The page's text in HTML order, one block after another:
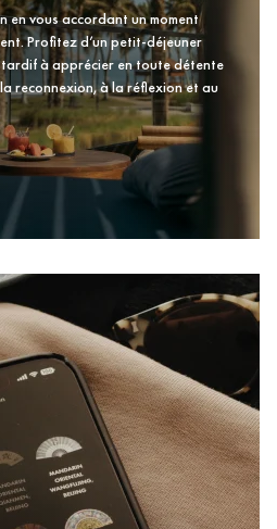
en vous accordant un moment
Profitez d’un petit-déjeuner
à apprécier en toute détente
reconnexion, à la réflexion et au